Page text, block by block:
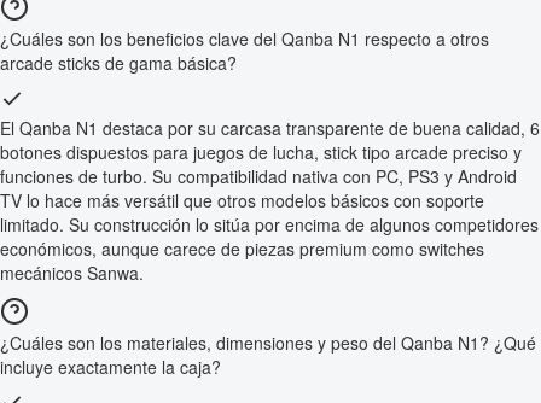
¿Cuáles son los beneficios clave del Qanba N1 respecto a otros
arcade sticks de gama básica?
El Qanba N1 destaca por su carcasa transparente de buena calidad, 6
botones dispuestos para juegos de lucha, stick tipo arcade preciso y
funciones de turbo. Su compatibilidad nativa con PC, PS3 y Android
TV lo hace más versátil que otros modelos básicos con soporte
limitado. Su construcción lo sitúa por encima de algunos competidores
económicos, aunque carece de piezas premium como switches
mecánicos Sanwa.
¿Cuáles son los materiales, dimensiones y peso del Qanba N1? ¿Qué
incluye exactamente la caja?